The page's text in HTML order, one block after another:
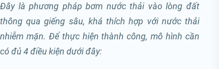
Đây là phương pháp bơm nước thải vào lòng đất
thông qua giếng sâu, khá thích hợp với nước thải
nhiễm mặn. Để thực hiện thành công, mô hình cần
có đủ 4 điều kiện dưới đây: